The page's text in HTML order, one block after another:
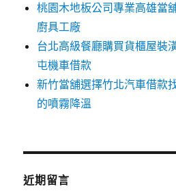
桃園木地板公司專業高雄當
廚具工廠
台北高級餐廳購買貨櫃屋裝
屯機車借款
新竹當舖選擇竹北汽車借款
的噴霧降溫
近期留言